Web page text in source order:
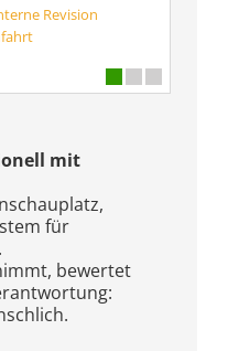
Revision
mit
für
bewertet